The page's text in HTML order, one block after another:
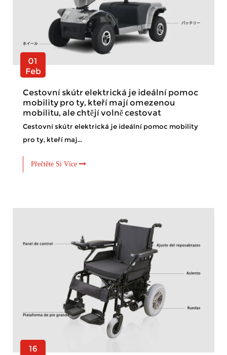
01
Feb
Cestovní skútr elektrická je ideální pomoc
mobility pro ty, kteří mají omezenou
mobilitu, ale chtějí volně cestovat
Cestovní skútr elektrická je ideální pomoc mobility
pro ty, kteří maj...
Přečtěte Si Více
16